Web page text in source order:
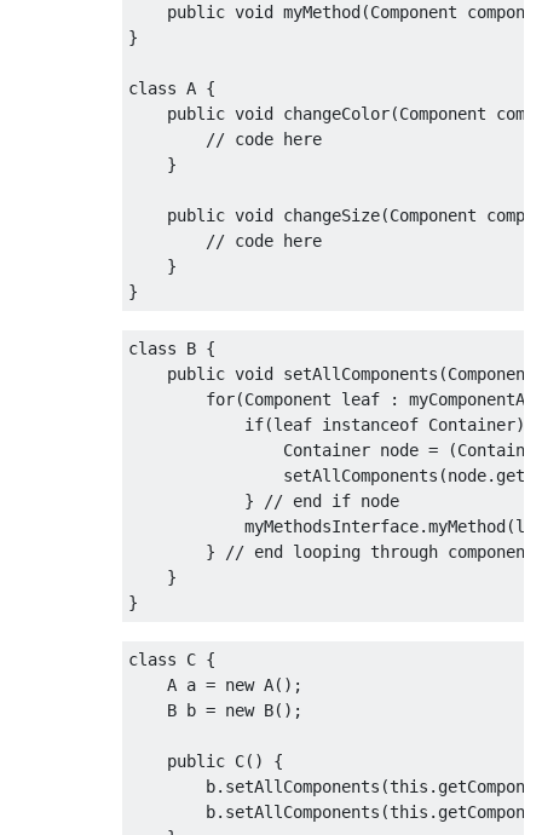
public void myMethod(Component
}
class A {
public void changeColor(Component
// code here
}
public void changeSize(Component
// code here
}
}
class B {
public void setAllComponents (Component
for(Component leaf :
if(leaf instanceof Container)
Container node = (
                setAllComponents
(node.
}
// end if node
            myMethodsInterface
.myMethod(
}
// end looping through
}
}
class C {
    A a
= new A();
    B b
= new B();
public C()
{
        b
. setAllComponents (this .
        b
. setAllComponents (this .